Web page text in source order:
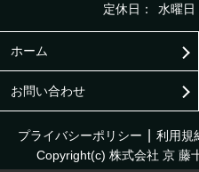
定休日：
水曜
ホーム
お問い合わせ
プライバシーポリシー 利用規
Copyright(c) 株式会社 京 藤